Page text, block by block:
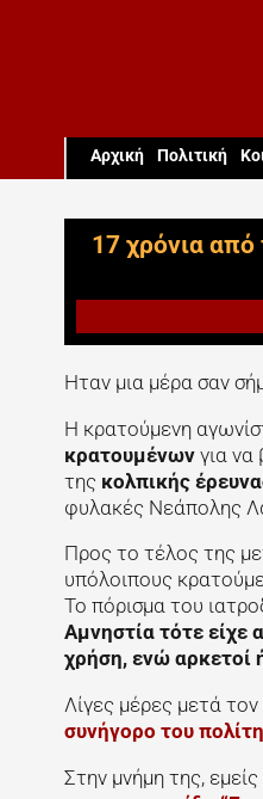
Aρχική Πολιτική
17 χρόνια
Ηταν μια μέρα σαν
Η κρατούμενη
κρατουμένων για
της κολπικής
φυλακές Νεάπολης
Προς το τέλος της
υπόλοιπους
Το πόρισμα του
Αμνηστία τότε είχε
χρήση, ενώ αρκετοί
Λίγες μέρες μετά
συνήγορο του
Στην μνήμη της,